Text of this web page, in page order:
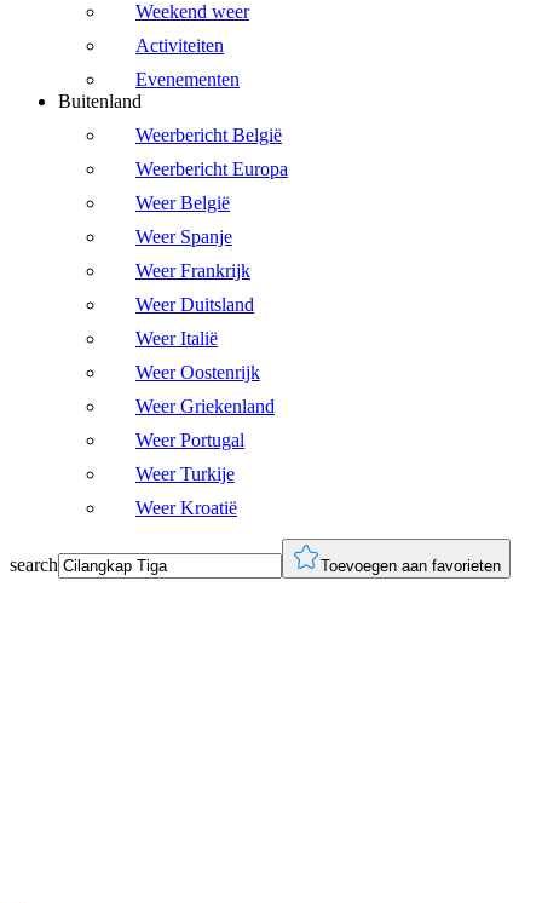
Weekend weer
Activiteiten
Evenementen
Buitenland
Weerbericht België
Weerbericht Europa
Weer België
Weer Spanje
Weer Frankrijk
Weer Duitsland
Weer Italië
Weer Oostenrijk
Weer Griekenland
Weer Portugal
Weer Turkije
Weer Kroatië
search Toevoegen aan favorieten